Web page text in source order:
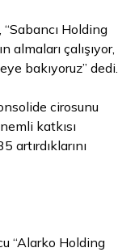
“Sabancı Holding
almaları çalışıyor,
bakıyoruz” dedi.
cirosunu
katkısı
artırdıklarını
“Alarko Holding